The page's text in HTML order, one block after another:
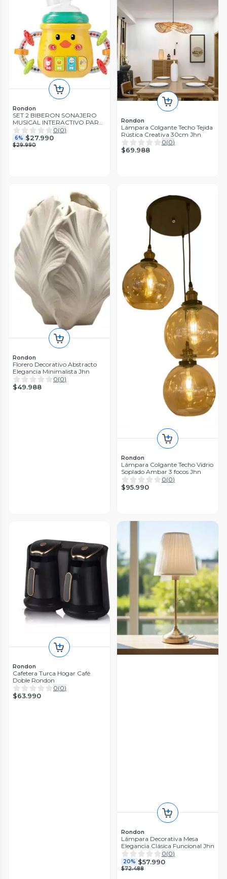
Rondon
SET 2 BIBERON SONAJERO
MUSICAL INTERACTIVO PARA
BEBE LAU
0(0)
6% $27.990
$29.990
Rondon
Lámpara Colgante Techo Tejida
Rústica Creativa 30cm Jhn
0(0)
$69.988
Rondon
Florero Decorativo Abstracto
Elegancia Minimalista Jhn
0(0)
$49.988
Rondon
Lámpara Colgante Techo Vidrio
Soplado Ambar 3 focos Jhn
0(0)
$95.990
Rondon
Cafetera Turca Hogar Café
Doble Rondon
0(0)
$63.990
Rondon
Lámpara Decorativa Mesa
Elegancia Clásica Funcional Jhn
0(0)
20% $57.990
$72.488